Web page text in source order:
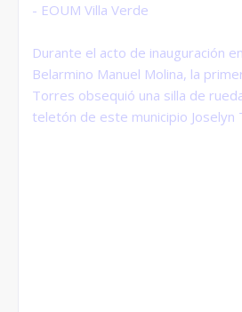
- EOUM Villa Verde
Durante el acto de inauguración
Belarmino Manuel Molina, la
Torres obsequió una silla de
teletón de este municipio Joselyn